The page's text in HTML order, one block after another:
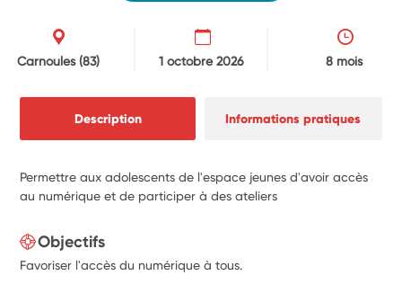
Carnoules(83) 1 octobre 2026 8 mois
Description Informations pratiques
Permettre aux adolescents de l'espace jeunes d'avoir accès
au numérique et de participer à des ateliers
Objectifs
Favoriser l'accès du numérique à tous.